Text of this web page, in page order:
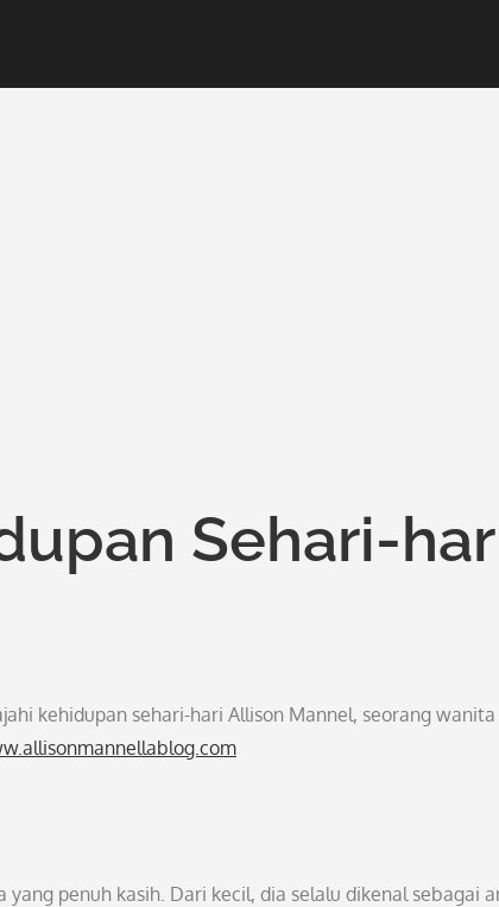
Sehari-
kehidupan sehari-hari Allison Mannel, seorang wanita
penuh kasih. Dari kecil, dia selalu dikenal sebagai